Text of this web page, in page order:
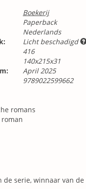
Boekerij
Paperback
Nederlands
Licht beschadigd
416
140x215x31
April 2025
9789022599662
romans
de serie, winnaar van